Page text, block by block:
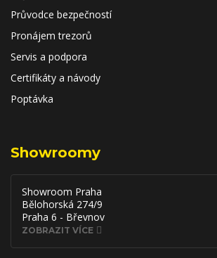
Průvodce bezpečností
Pronájem trezorů
Servis a podpora
Certifikáty a návody
Poptávka
Showroomy
Showroom Praha
Bělohorská 274/9
Praha 6 - Břevnov
ZOBRAZIT VÍCE